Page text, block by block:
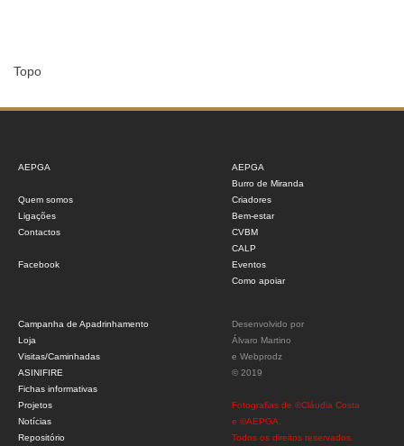
Topo
AEPGA
Quem somos
Ligações
Contactos
Facebook
AEPGA
Burro de Miranda
Criadores
Bem-estar
CVBM
CALP
Eventos
Como apoiar
Campanha de Apadrinhamento
Loja
Visitas/Caminhadas
ASINIFIRE
Fichas informativas
Projetos
Notícias
Repositório
Desenvolvido por
Álvaro Martino
e Webprodz
© 2019
Fotografias de ©Cláudia Costa
e ©AEPGA.
Todos os direitos reservados.